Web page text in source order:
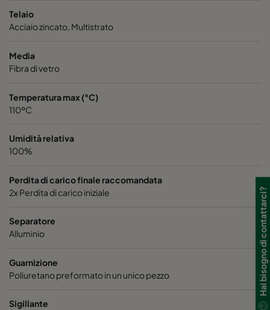
ABD13-1220x610x150-P0
ABD13-457x610x292-P0
ABD13-610x610x292-P0
ABD13-762x610x292-P0 H13
Telaio
Acciaio zincato, Multistrato
Media
Fibra di vetro
Temperatura max (°C)
110ºC
Umidità relativa
100%
Perdita di carico finale raccomandata
2x Perdita di carico iniziale
Separatore
Alluminio
Guarnizione
Poliuretano preformato in un unico pezzo
Sigillante
Hai bisogno di contattarci?